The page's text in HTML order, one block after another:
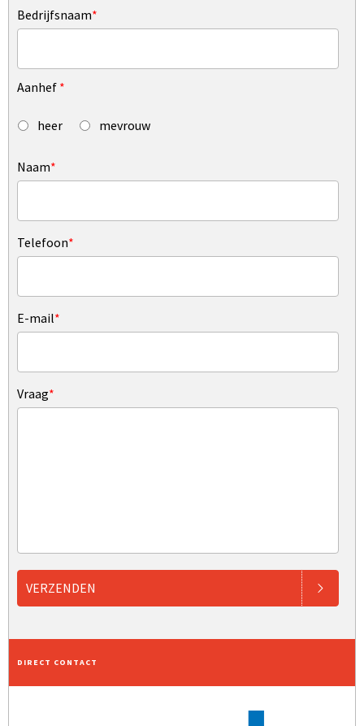
Bedrijfsnaam*
Aanhef *
heer mevrouw
Naam*
Telefoon*
E-mail*
Vraag*
VERZENDEN
DIRECT CONTACT